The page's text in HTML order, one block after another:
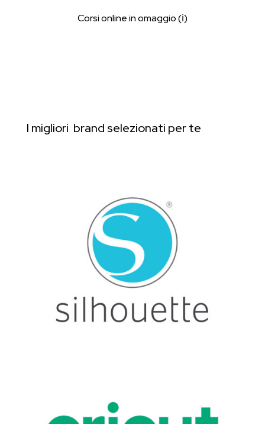
Corsi online in omaggio (ℹ︎)
I migliori brand selezionati per te